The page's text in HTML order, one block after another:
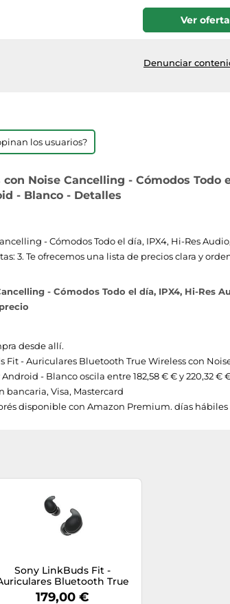
Ver oferta
Denunciar
los usuarios?
Noise Cancelling - Cómodos Todo
- Blanco - Detalles
- Cómodos Todo el día, IPX4, Hi-Res
3. Te ofrecemos una lista de precios clara y
- Cómodos Todo el día, IPX4, Hi-Res
desde allí.
- Auriculares Bluetooth True Wireless con
- Blanco oscila entre 182,58 € € y 220,32 €
Visa, Mastercard
disponible con Amazon Premium. días hábiles
Sony LinkBuds Fit -
Bluetooth True
Wireless con Noise
179,00 €